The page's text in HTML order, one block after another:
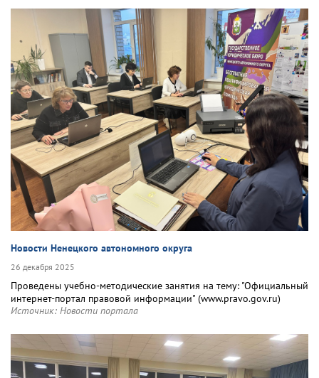
Новости Ненецкого автономного округа
26 декабря 2025
Проведены учебно-методические занятия на тему: "Официальный
интернет-портал правовой информации" (www.pravo.gov.ru)
Источник: Новости портала